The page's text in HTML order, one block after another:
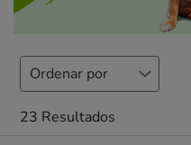
23 Resultados